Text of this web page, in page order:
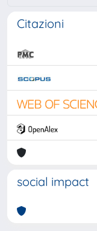
Citazioni
social impact